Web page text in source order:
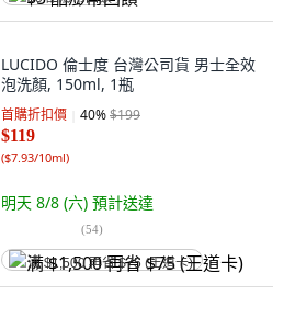
LUCIDO 倫士度 台灣公司貨 男士全效
泡洗顏, 150ml, 1瓶
首購折扣價 40%$199
$119
($7.93/10ml)
明天 8/8 (六) 預計送達
(54)
满 $1,500 再省 $75 (王道卡)